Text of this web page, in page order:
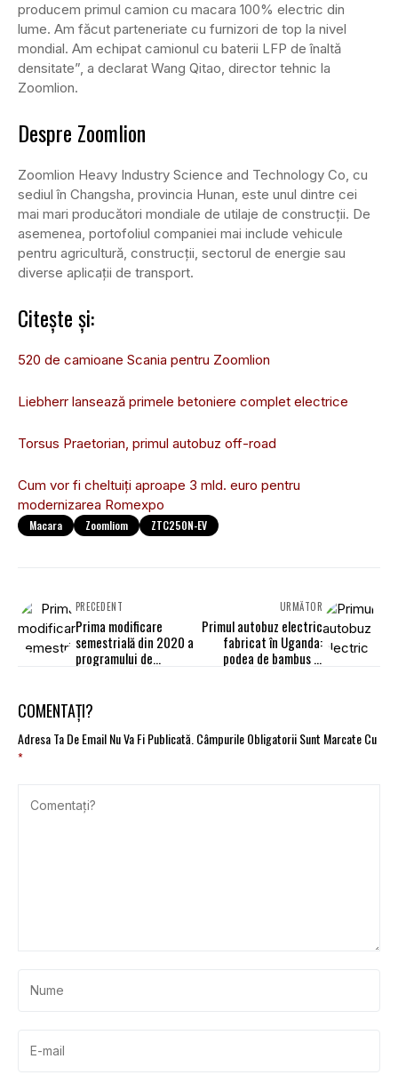
producem primul camion cu macara 100% electric din
lume. Am făcut parteneriate cu furnizori de top la nivel
mondial. Am echipat camionul cu baterii LFP de înaltă
densitate”, a declarat Wang Qitao, director tehnic la
Zoomlion.
Despre Zoomlion
Zoomlion Heavy Industry Science and Technology Co, cu
sediul în Changsha, provincia Hunan, este unul dintre cei
mai mari producători mondiale de utilaje de construcții. De
asemenea, portofoliul companiei mai include vehicule
pentru agricultură, construcții, sectorul de energie sau
diverse aplicații de transport.
Citește și:
520 de camioane Scania pentru Zoomlion
Liebherr lansează primele betoniere complet electrice
Torsus Praetorian, primul autobuz off-road
Cum vor fi cheltuiţi aproape 3 mld. euro pentru
modernizarea Romexpo
Macara Zoomliom ZTC250N-EV
PRECEDENT
Prima modificare
semestrială din 2020 a
programului de
URMĂTOR
Primul autobuz electric
fabricat în Uganda:
podea de bambus și
COMENTAȚI?
Adresa Ta De Email Nu Va Fi Publicată. Câmpurile Obligatorii Sunt Marcate Cu
*